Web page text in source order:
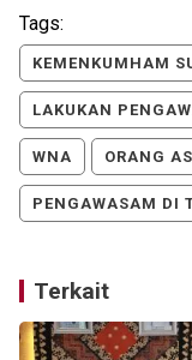
Tags:
KEMENKUMHAM
LAKUKAN
WNA ORANG
PENGAWASAM DI
Terkait